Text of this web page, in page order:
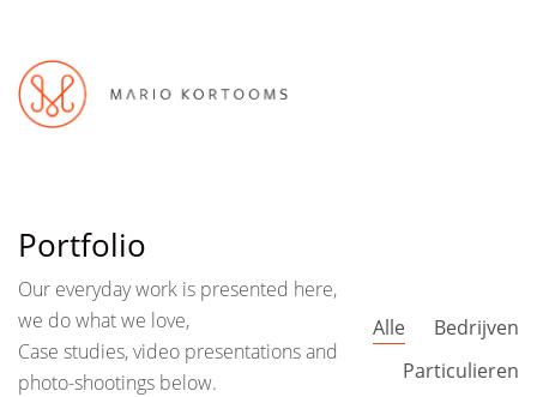
Portfolio
Our everyday work is presented here,
we do what we love,
Case studies, video presentations and
photo-shootings below.
Alle
Bedrijven
Particulieren